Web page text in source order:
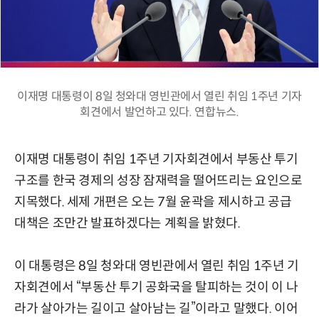
이재명 대통령이 8일 청와대 영빈관에서 열린 취임 1주년 기자
회견에서 발언하고 있다. 연합뉴스.
이재명 대통령이 취임 1주년 기자회견에서 부동산 투기
구조를 한국 경제의 성장 잠재력을 떨어뜨리는 요인으로
지목했다. 세제 개편은 오는 7월 윤곽을 제시하고 공급
대책은 조만간 발표하겠다는 계획을 밝혔다.
이 대통령은 8일 청와대 영빈관에서 열린 취임 1주년 기
자회견에서 “부동산 투기 공화국을 탈피하는 것이 이 나
라가 살아가는 길이고 살아남는 길”이라고 말했다. 이어